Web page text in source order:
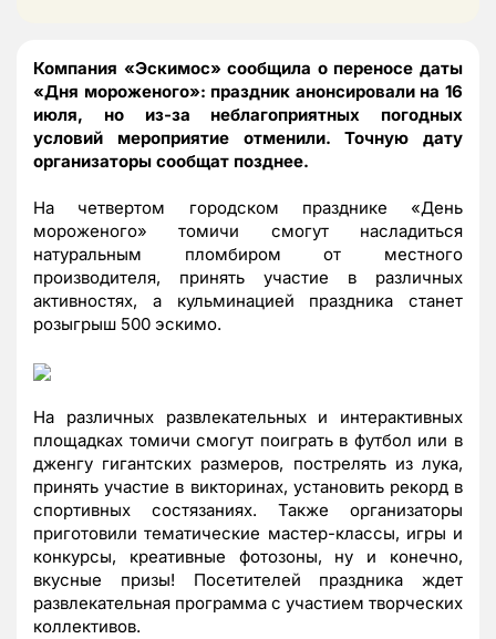
Компания «Эскимос» сообщила о переносе даты
«Дня мороженого»: праздник анонсировали на 16
июля, но из-за неблагоприятных погодных
условий мероприятие отменили. Точную дату
организаторы сообщат позднее.
На четвертом городском празднике «День
мороженого» томичи смогут насладиться
натуральным пломбиром от местного
производителя, принять участие в различных
активностях, а кульминацией праздника станет
розыгрыш 500 эскимо.
На различных развлекательных и интерактивных
площадках томичи смогут поиграть в футбол или в
дженгу гигантских размеров, пострелять из лука,
принять участие в викторинах, установить рекорд в
спортивных состязаниях. Также организаторы
приготовили тематические мастер-классы, игры и
конкурсы, креативные фотозоны, ну и конечно,
вкусные призы! Посетителей праздника ждет
развлекательная программа с участием творческих
коллективов.